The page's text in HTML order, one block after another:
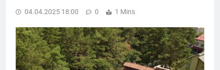
04.04.2025 18:00 0 1 Mins